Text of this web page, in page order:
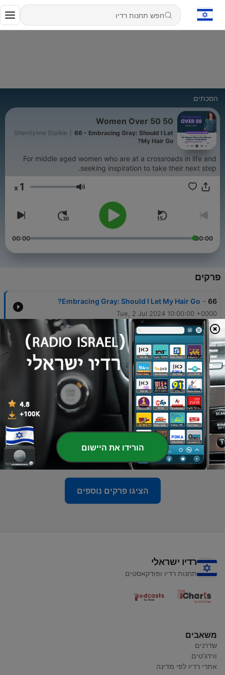
הסכתים
50 Women Over 50
Sherrilynne Starkie
66 - Embracing Gray: Should I Let
My Hair Go?
For middle aged women who are at a crossroads in life and
seeking inspiration to take their next step.
עוצמת שמע 1
00:00
00:00
פרקים
66
-
Embracing Gray: Should I Let My Hair Go?
Tue, 2 Jul 2024 10:00:00 +0000
65
-
How to Celebrate Your 50th Birthday
21 מאי 2024
64
-
Is it too late to change job or career after 50 years
of age?
13 פבר' 2024
63
Coming Soon! Episode 2: Is it too late for a career
change?
Mon, 5 Feb 2024 11:00:00 +0000
62
-
Divorce after 50: Should you leave?
Tue, 9 Jan 2024 11:00:00 +0000
הציגו פרקים נוספים
רדיו ישראלי
תחנות רדיו ופודקאסטים
משאבים
שדרנים
ווידג'טים
אתרי רדיו לפי מדינה
הורידו את היישום